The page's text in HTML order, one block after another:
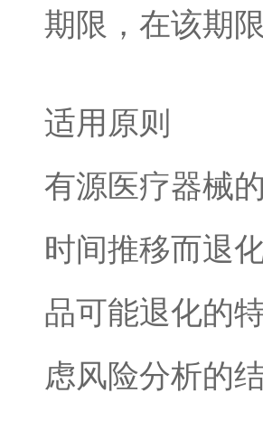
期限，在该期
适用原则
有源医疗器械
时间推移而退
品可能退化的
虑风险分析的